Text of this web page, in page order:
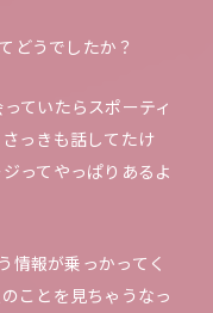
どうでしたか？
ていたらスポーティ
っきも話してたけ
ってやっぱりあるよ
情報が乗っかってく
ことを見ちゃうなっ